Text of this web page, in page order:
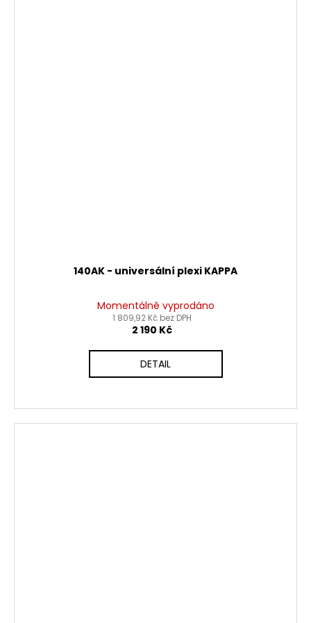
140AK - universální plexi KAPPA
Momentálně vyprodáno
1 809,92 Kč bez DPH
2 190 Kč
DETAIL